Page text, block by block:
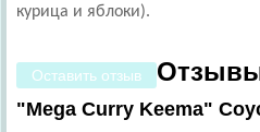
курица и яблоки).
Оставить отзыв
"Mega Curry Keema"